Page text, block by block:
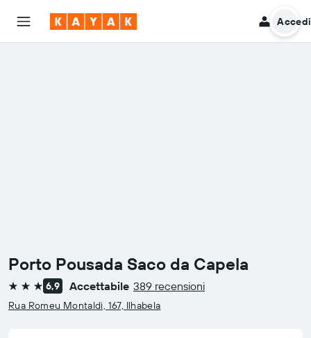
Accedi
Porto Pousada Saco da Capela
3 stelle 6,9 Accettabile 389 recensioni
Rua Romeu Montaldi, 167, Ilhabela